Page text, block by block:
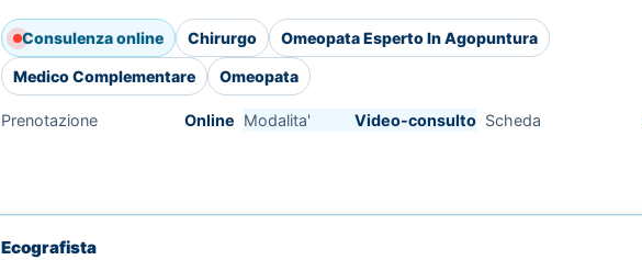
Consulenza online Chirurgo Omeopata Esperto In Agopuntura
Medico Complementare Omeopata
Prenotazione Online Modalita' Video-consulto Scheda
Ecografista